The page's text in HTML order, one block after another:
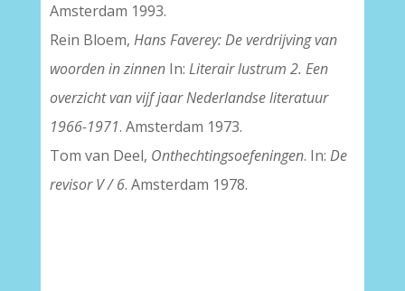
Amsterdam 1993.
Rein Bloem, Hans Faverey: De verdrijving van
woorden in zinnenIn: Literair lustrum 2. Een
overzicht van vijf jaar Nederlandse literatuur
1966-1971. Amsterdam 1973.
Tom van Deel, Onthechtingsoefeningen. In: De
revisor V / 6. Amsterdam 1978.